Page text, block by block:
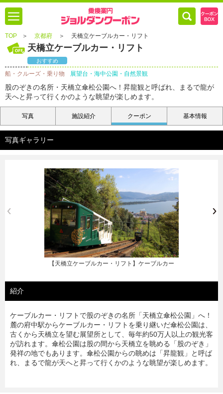
TOP ＞ 京都府 ＞ 天橋立ケーブルカー・リフト
天橋立ケーブルカー・リフト
おすすめ
船・クルーズ・乗り物 展望台・海中公園・自然景観
股のぞきの名所・天橋立傘松公園へ！昇龍観と呼ばれ、まるで龍が
天へと昇って行くかのような眺望が楽しめます。
写真 施設紹介 クーポン 基本情報
写真ギャラリー
【天橋立ケーブルカー・リフト】ケーブルカー
紹介
ケーブルカー・リフトで股のぞきの名所「天橋立傘松公園」へ！
麓の府中駅からケーブルカー・リフトを乗り継いだ傘松公園は、
古くから天橋立を望む展望所として、毎年約50万人以上の観光客
が訪れます。傘松公園は股の間から天橋立を眺める「股のぞき」
発祥の地でもあります。傘松公園からの眺めは「昇龍観」と呼ば
れ、まるで龍が天へと昇って行くかのような眺望が楽しめます。